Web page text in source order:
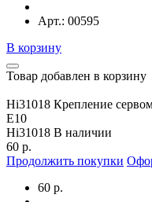
Арт.: 00595
В корзину
Товар добавлен в корзину
Hi31018 Крепление
E10
Hi31018 В наличии
60 р.
Продолжить покупки
60 р.